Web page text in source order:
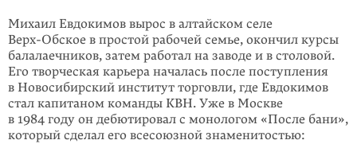
Михаил Евдокимов вырос в алтайском селе
Верх-Обское в простой рабочей семье, окончил курсы
балалаечников, затем работал на заводе и в столовой.
Его творческая карьера началась после поступления
в Новосибирский институт торговли, где Евдокимов
стал капитаном команды КВН. Уже в Москве
в 1984 году он дебютировал с монологом «После бани»,
который сделал его всесоюзной знаменитостью: